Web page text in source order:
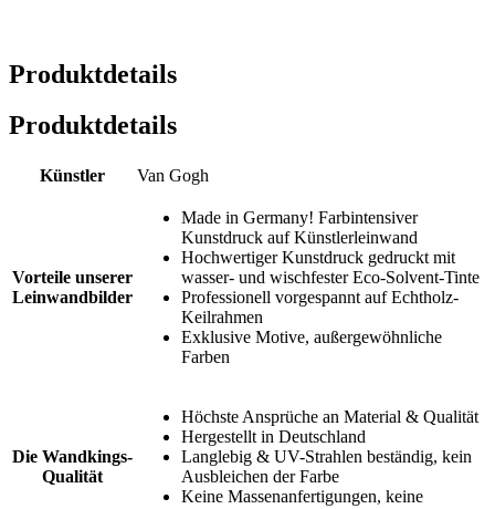
Produktdetails
Produktdetails
Künstler Van Gogh
Vorteile unserer
Leinwandbilder
Made in Germany! Farbintensiver
Kunstdruck auf Künstlerleinwand
Hochwertiger Kunstdruck gedruckt mit
wasser- und wischfester Eco-Solvent-Tinte
Professionell vorgespannt auf Echtholz-
Keilrahmen
Exklusive Motive, außergewöhnliche
Farben
Die Wandkings-
Qualität
Höchste Ansprüche an Material & Qualität
Hergestellt in Deutschland
Langlebig & UV-Strahlen beständig, kein
Ausbleichen der Farbe
Keine Massenanfertigungen, keine